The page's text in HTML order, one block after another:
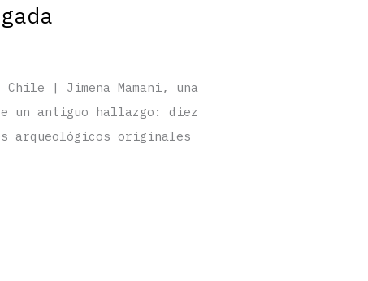
| Jimena Mamani, una
un antiguo hallazgo: diez
arqueológicos originales